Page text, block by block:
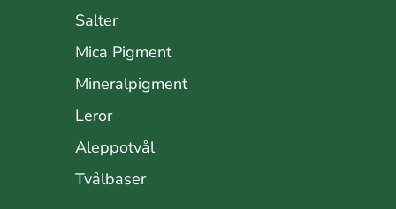
Salter
Mica Pigment
Mineralpigment
Leror
Aleppotvål
Tvålbaser